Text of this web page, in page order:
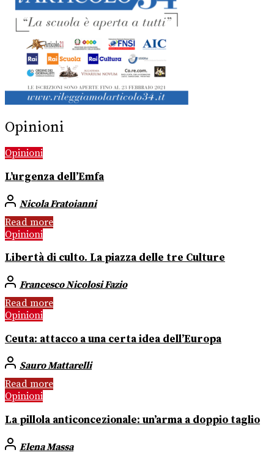
Opinioni
Opinioni
L’urgenza dell’Emfa
Nicola Fratoianni
Read more
Opinioni
Libertà di culto. La piazza delle tre Culture
Francesco Nicolosi Fazio
Read more
Opinioni
Ceuta: attacco a una certa idea dell’Europa
Sauro Mattarelli
Read more
Opinioni
La pillola anticoncezionale: un’arma a doppio taglio
Elena Massa